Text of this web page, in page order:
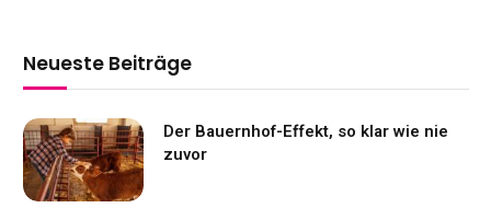
Neueste Beiträge
Der Bauernhof-Effekt, so klar wie nie
zuvor